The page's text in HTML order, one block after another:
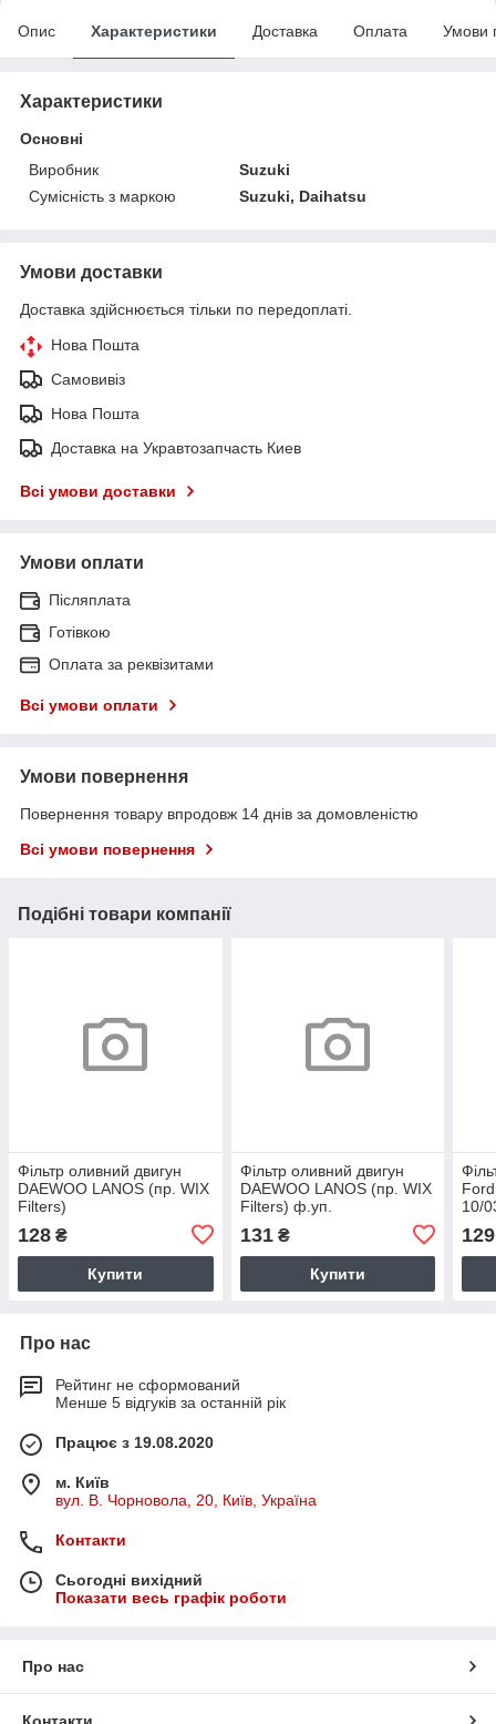
Опис Характеристики Доставка Оплата Умови
Характеристики
Основні
Виробник
Suzuki
Сумісність з маркою
Suzuki, Daihatsu
Умови доставки
Доставка здійснюється тільки по передоплаті.
Нова Пошта
Самовивіз
Нова Пошта
Доставка на Укравтозапчасть Киев
Всі умови доставки
Умови оплати
Післяплата
Готівкою
Оплата за реквізитами
Всі умови оплати
Умови повернення
Повернення товару впродовж 14 днів за домовленістю
Всі умови повернення
Подібні товари компанії
Фільтр оливний двигун
DAEWOO LANOS (пр. WIX
Filters)
128 ₴
Купити
Фільтр оливний двигун
DAEWOO LANOS (пр. WIX
Filters) ф.уп.
131₴
Купити
10/
129
Про нас
Рейтинг не сформований
Менше 5 відгуків за останній рік
Працює з 19.08.2020
м. Київ
вул. В. Чорновола, 20, Київ, Україна
Контакти
Сьогодні вихідний
Показати весь графік роботи
Про нас
Контакти